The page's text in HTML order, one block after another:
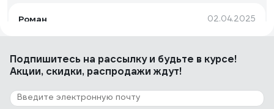
Роман
02.04.2025
Бихромат натрия1 кг. 480 р. Медный купорос 1кг. 750
срок хранения 6 месяцев. 1000 р. переплачивать за
пластиковое ведерко не готов. А в целом это лучшее
116 отзывов
Подпишитесь на рассылкуи будьте в курсе!
Акции, скидки, распродажи ждут!